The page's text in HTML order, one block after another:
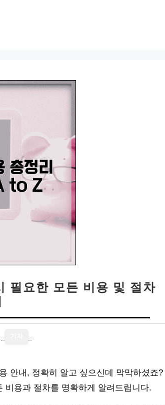
필요한 모든 비용 및 절차
안내, 정확히 알고 싶으신데 막막하셨죠?
비용과 절차를 명확하게 알려드립니다.